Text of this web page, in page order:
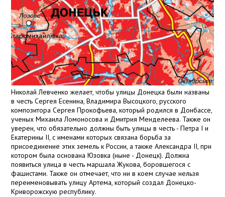
Николай Левченко желает, чтобы улицы Донецка были названы
в честь Сергея Есенина, Владимира Высоцкого, русского
композитора Сергея Прокофьева, который родился в Донбассе,
ученых Михаила Ломоносова и Дмитрия Менделеева. Также он
уверен, что обязательно должны быть улицы в честь - Петра І и
Екатерины ІІ, с именами которых связана борьба за
присоединение этих земель к России, а также Александра ІІ, при
котором была основана Юзовка (ныне - Донецк). Должна
появиться улица в честь маршала Жукова, боровшегося с
фашистами. Также он отмечает, что ни в коем случае нельзя
переименовывать улицу Артема, который создал Донецко-
Криворожскую республику.